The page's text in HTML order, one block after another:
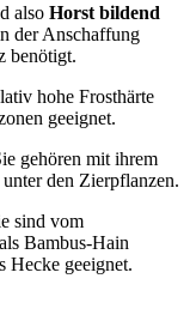
also Horst bildend
der Anschaffung
benötigt.
hohe Frosthärte
geeignet.
gehören mit ihrem
den Zierpflanzen.
sind vom
Bambus-Hain
Hecke geeignet.